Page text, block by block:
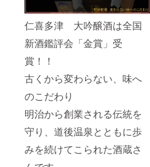
仁喜多津 大吟醸酒は全国
新酒鑑評会「金賞」受
賞！！
古くから変わらない、味へ
のこだわり
明治から創業される伝統を
守り、道後温泉とともに歩
みを続けてこられた酒蔵さ